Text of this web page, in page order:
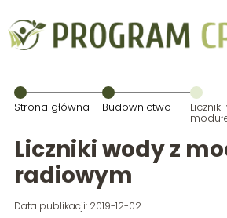
Strona główna Budownictwo
Liczniki wody z
radiowym
Data publikacji: 2019-12-02